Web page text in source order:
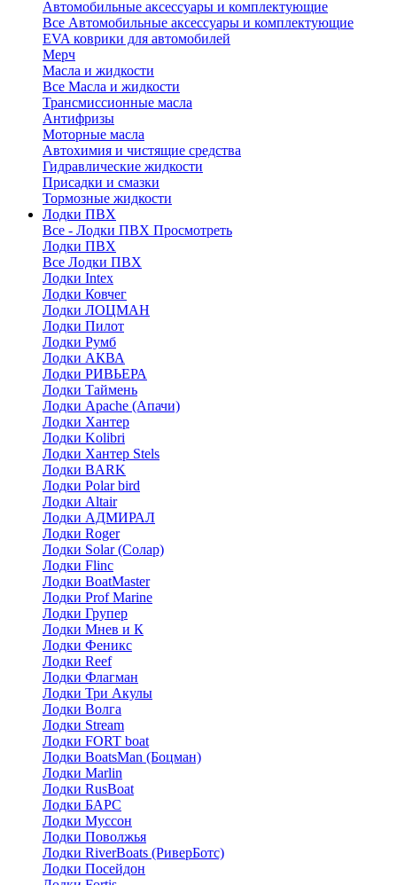
Автомобильные аксессуары и комплектующие
Все Автомобильные аксессуары и комплектующие
EVA коврики для автомобилей
Мерч
Масла и жидкости
Все Масла и жидкости
Трансмиссионные масла
Антифризы
Моторные масла
Автохимия и чистящие средства
Гидравлические жидкости
Присадки и смазки
Тормозные жидкости
Лодки ПВХ
Все - Лодки ПВХ Просмотреть
Лодки ПВХ
Все Лодки ПВХ
Лодки Intex
Лодки Ковчег
Лодки ЛОЦМАН
Лодки Пилот
Лодки Румб
Лодки АКВА
Лодки РИВЬЕРА
Лодки Таймень
Лодки Apache (Апачи)
Лодки Хантер
Лодки Kolibri
Лодки Хантер Stels
Лодки BARK
Лодки Polar bird
Лодки Altair
Лодки АДМИРАЛ
Лодки Roger
Лодки Solar (Солар)
Лодки Flinc
Лодки BoatMaster
Лодки Prof Marine
Лодки Групер
Лодки Мнев и К
Лодки Феникс
Лодки Reef
Лодки Флагман
Лодки Три Акулы
Лодки Волга
Лодки Stream
Лодки FORT boat
Лодки BoatsMan (Боцман)
Лодки Marlin
Лодки RusBoat
Лодки БАРС
Лодки Муссон
Лодки Поволжья
Лодки RiverBoats (РиверБотс)
Лодки Посейдон